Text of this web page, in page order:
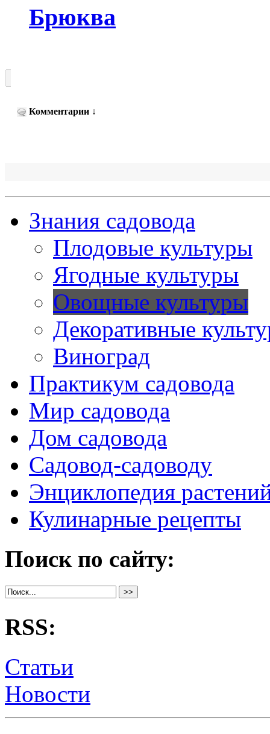
Брюква
Комментарии ↓
Знания садовода
Плодовые культуры
Ягодные культуры
Овощные культуры
Декоративные
Виноград
Практикум садовода
Мир садовода
Дом садовода
Садовод-садоводу
Энциклопедия
Кулинарные рецепты
Поиск по сайту:
RSS:
Статьи
Новости